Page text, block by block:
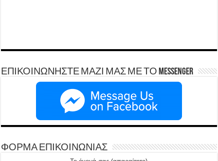
ΕΠΙΚΟΙΝΩΝΗΣΤΕ ΜΑΖΙ ΜΑΣ ΜΕ ΤΟ Messenger
ΦΟΡΜΑ ΕΠΙΚΟΙΝΩΝΙΑΣ